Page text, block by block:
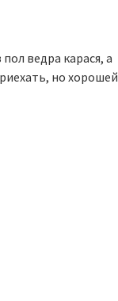
ведра карася, а
но хорошей